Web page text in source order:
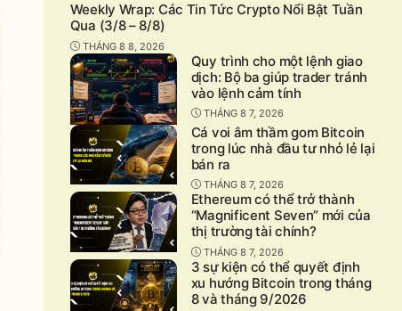
Weekly Wrap: Các Tin Tức Crypto Nổi Bật Tuần
Qua (3/8 – 8/8)
THÁNG 8 8, 2026
Quy trình cho một lệnh giao
dịch: Bộ ba giúp trader tránh
vào lệnh cảm tính
THÁNG 8 7, 2026
Cá voi âm thầm gom Bitcoin
trong lúc nhà đầu tư nhỏ lẻ lại
bán ra
THÁNG 8 7, 2026
Ethereum có thể trở thành
“Magnificent Seven” mới của
thị trường tài chính?
THÁNG 8 7, 2026
3 sự kiện có thể quyết định
xu hướng Bitcoin trong tháng
8 và tháng 9/2026